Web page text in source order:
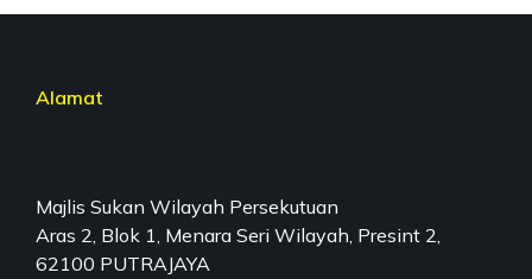
Alamat
Majlis Sukan Wilayah Persekutuan
Aras 2, Blok 1, Menara Seri Wilayah, Presint 2,
62100 PUTRAJAYA